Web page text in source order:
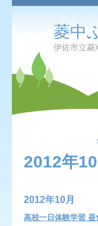
菱中
伊佐市立菱
2012年10
2012年10月
高校一日体験学習 昼